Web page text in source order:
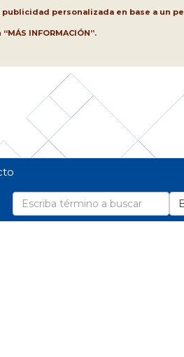
personalizada en base a un
INFORMACIÓN”.